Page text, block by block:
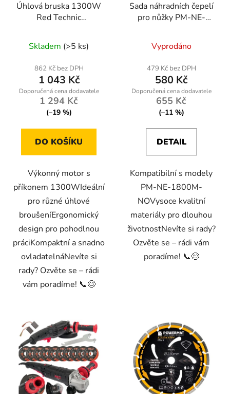
Úhlová bruska 1300W
Red Technic
Skladem (>5 ks)
862 Kč bez DPH
1 043 Kč
1 294 Kč
(–19 %)
DO KOŠÍKU
Výkonný motor s
příkonem 1300WIdeální
pro různé úhlové
broušeníErgonomický
design pro pohodlnou
práciKompaktní a snadno
ovladatelnáNevíte si
rady? Ozvěte se – rádi
vám poradíme! 📞😊
Sada náhradních čepelí
pro nůžky PM-NE-
Vyprodáno
479 Kč bez DPH
580 Kč
655 Kč
(–11 %)
DETAIL
Kompatibilní s modely
PM-NE-1800M-
NOVysoce kvalitní
materiály pro dlouhou
životnostNevíte si rady?
Ozvěte se – rádi vám
poradíme! 📞😊